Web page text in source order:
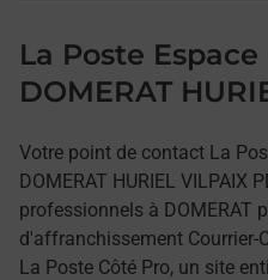
La Poste
DOMERAT
Votre point de contact La
DOMERAT HURIEL VILPAIX
professionnels à DOMERAT
d'affranchissement Courrier-
La Poste Côté Pro, un site